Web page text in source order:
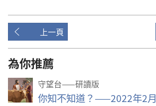
上一頁
為你推薦
守望台——研讀版
你知不知道？——2022年2月